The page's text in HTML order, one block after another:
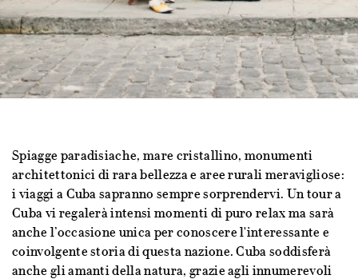
Spiagge paradisiache, mare cristallino, monumenti
architettonici di rara bellezza e aree rurali meravigliose:
i viaggi a Cuba sapranno sempre sorprendervi. Un tour a
Cuba vi regalerà intensi momenti di puro relax ma sarà
anche l’occasione unica per conoscere l'interessante e
coinvolgente storia di questa nazione. Cuba soddisferà
anche gli amanti della natura, grazie agli innumerevoli